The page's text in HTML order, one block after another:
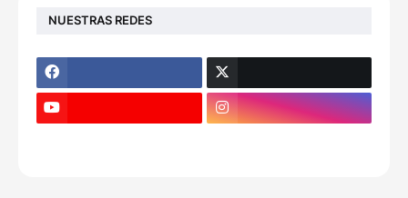
NUESTRAS REDES